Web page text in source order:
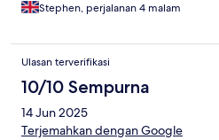
Stephen, perjalanan 4 malam
Ulasan terverifikasi
10/10 Sempurna
14 Jun 2025
Terjemahkan dengan Google